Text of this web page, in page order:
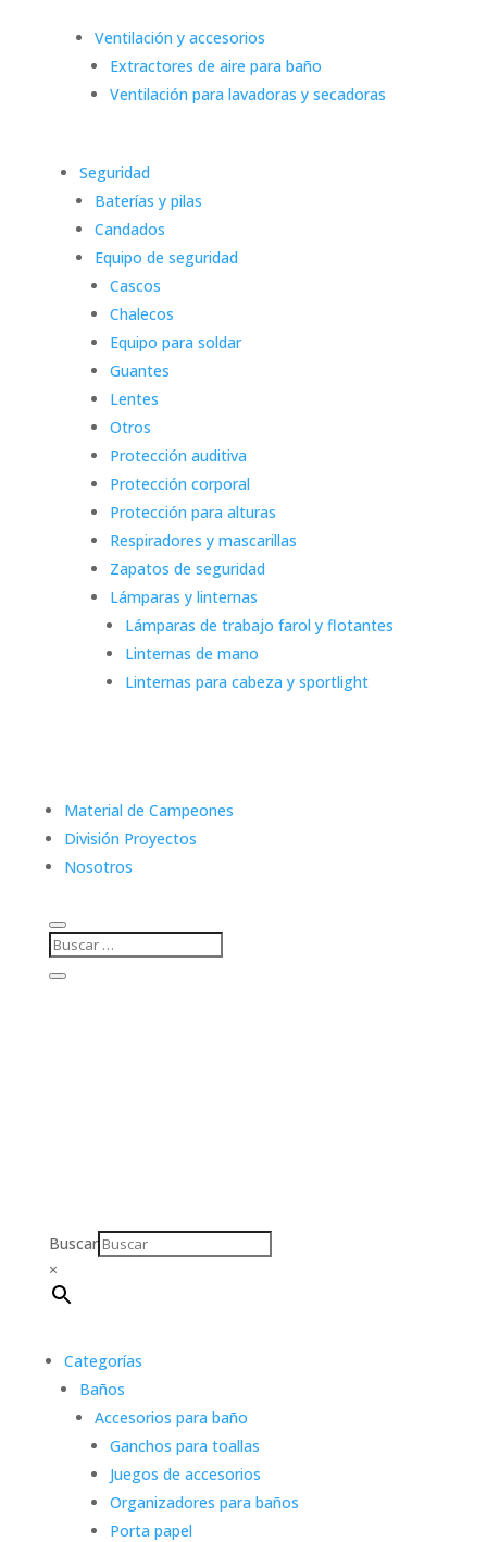
Ventilación y accesorios
Extractores de aire para baño
Ventilación para lavadoras y secadoras
Seguridad
Baterías y pilas
Candados
Equipo de seguridad
Cascos
Chalecos
Equipo para soldar
Guantes
Lentes
Otros
Protección auditiva
Protección corporal
Protección para alturas
Respiradores y mascarillas
Zapatos de seguridad
Lámparas y linternas
Lámparas de trabajo farol y flotantes
Linternas de mano
Linternas para cabeza y sportlight
Material de Campeones
División Proyectos
Nosotros
Buscar
×
Categorías
Baños
Accesorios para baño
Ganchos para toallas
Juegos de accesorios
Organizadores para baños
Porta papel